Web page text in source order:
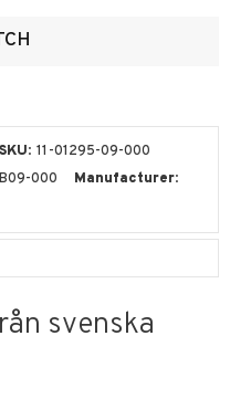
11-01295-09-000
000
Manufacturer
svenska